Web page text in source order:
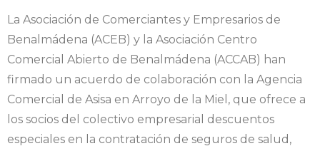
La Asociación de Comerciantes y Empresarios de
Benalmádena (ACEB) y la Asociación Centro
Comercial Abierto de Benalmádena (ACCAB) han
firmado un acuerdo de colaboración con la Agencia
Comercial de Asisa en Arroyo de la Miel, que ofrece a
los socios del colectivo empresarial descuentos
especiales en la contratación de seguros de salud,